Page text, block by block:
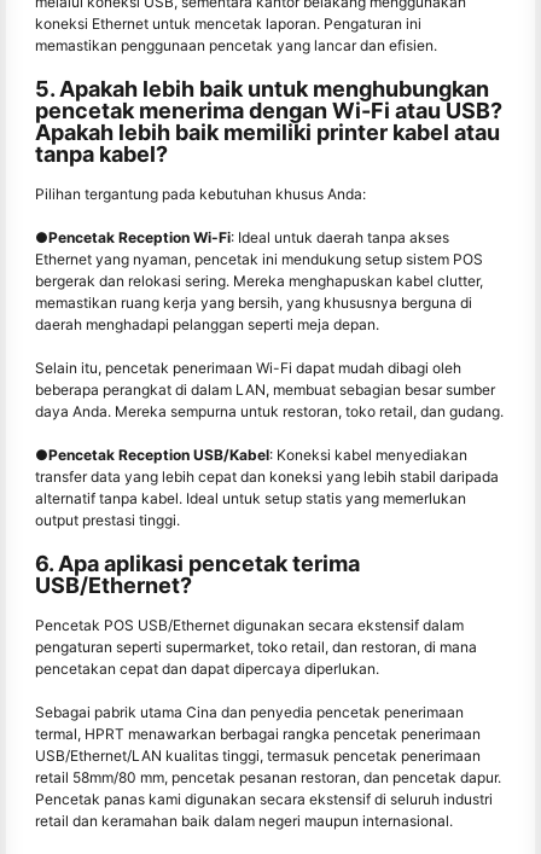
koneksi Ethernet untuk mencetak laporan. Pengaturan ini
memastikan penggunaan pencetak yang lancar dan efisien.
5. Apakah lebih baik untuk menghubungkan
pencetak menerima dengan Wi-Fi atau USB?
Apakah lebih baik memiliki printer kabel atau
tanpa kabel?
Pilihan tergantung pada kebutuhan khusus Anda:
●Pencetak Reception Wi-Fi: Ideal untuk daerah tanpa akses
Ethernet yang nyaman, pencetak ini mendukung setup sistem POS
bergerak dan relokasi sering. Mereka menghapuskan kabel clutter,
memastikan ruang kerja yang bersih, yang khususnya berguna di
daerah menghadapi pelanggan seperti meja depan.
Selain itu, pencetak penerimaan Wi-Fi dapat mudah dibagi oleh
beberapa perangkat di dalam LAN, membuat sebagian besar sumber
daya Anda. Mereka sempurna untuk restoran, toko retail, dan gudang.
●Pencetak Reception USB/Kabel: Koneksi kabel menyediakan
transfer data yang lebih cepat dan koneksi yang lebih stabil daripada
alternatif tanpa kabel. Ideal untuk setup statis yang memerlukan
output prestasi tinggi.
6. Apa aplikasi pencetak terima
USB/Ethernet?
Pencetak POS USB/Ethernet digunakan secara ekstensif dalam
pengaturan seperti supermarket, toko retail, dan restoran, di mana
pencetakan cepat dan dapat dipercaya diperlukan.
Sebagai pabrik utama Cina dan penyedia pencetak penerimaan
termal, HPRT menawarkan berbagai rangka pencetak penerimaan
USB/Ethernet/LAN kualitas tinggi, termasuk pencetak penerimaan
retail 58mm/80 mm, pencetak pesanan restoran, dan pencetak dapur.
Pencetak panas kami digunakan secara ekstensif di seluruh industri
retail dan keramahan baik dalam negeri maupun internasional.